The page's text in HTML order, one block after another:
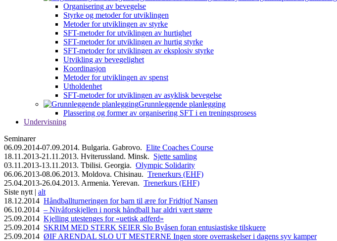
Organisering av bevegelse
Styrke og metoder for utviklingen
Metoder for utviklingen av styrke
SFT-metoder for utviklingen av hurtighet
SFT-metoder for utviklingen av hurtig styrke
SFT-metoder for utviklingen av eksplosiv styrke
Utvikling av bevegelighet
Koordinasjon
Metoder for utviklingen av spenst
Utholdenhet
SFT-metoder for utviklingen av asyklisk bevegelse
Grunnleggende planlegging
Plassering og former av organisering SFT i en treningsprosess
Undervisning
Seminarer
06.09.2014-07.09.2014. Bulgaria. Gabrovo. Elite Coaches Course
18.11.2013-21.11.2013. Hviterussland. Minsk. Sjette samling
03.11.2013-13.11.2013. Tbilisi. Georgia. Olympic Solidarity
06.06.2013-08.06.2013. Moldova. Chisinau. Trenerkurs (EHF)
25.04.2013-26.04.2013. Armenia. Yerevan. Trenerkurs (EHF)
Siste nytt | alt
18.12.2014 Håndballturneringen for barn til ære for Fridtjof Nansen
06.10.2014 – Nivåforskjellen i norsk håndball har aldri vært større
25.09.2014 Kjelling utestenges for «uetisk adferd»
25.09.2014 SKRIM MED STERK SEIER Slo Byåsen foran entusiastiske tilskuere
25.09.2014 ØIF ARENDAL SLO UT MESTERNE Ingen store overraskelser i dagens syv kamper